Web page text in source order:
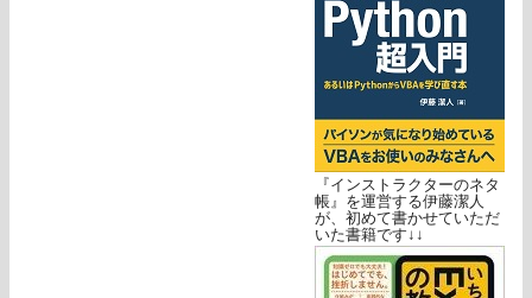
『インストラクターのネタ
帳』を運営する伊藤潔人
が、初めて書かせていただ
いた書籍です↓↓